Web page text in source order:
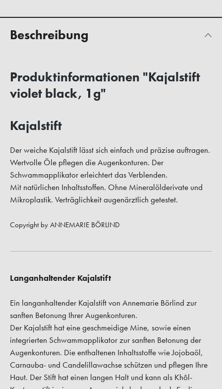
Beschreibung
Produktinformationen "Kajalstift
violet black, 1g"
Kajalstift
Der weiche Kajalstift lässt sich einfach und präzise auftragen.
Wertvolle Öle pflegen die Augenkonturen. Der
Schwammapplikator erleichtert das Verblenden.
Mit natürlichen Inhaltsstoffen. Ohne Mineralölderivate und
Mikroplastik. Verträglichkeit augenärztlich getestet.
Copyright by ANNEMARIE BÖRLIND
Langanhaltender Kajalstift
Ein langanhaltender Kajalstift von Annemarie Börlind zur
sanften Betonung Ihrer Augenkonturen.
Der Kajalstift hat eine geschmeidige Mine, sowie einen
integrierten Schwammapplikator zur sanften Betonung der
Augenkonturen. Die enthaltenen Inhaltsstoffe wie Jojobaöl,
Carnauba- und Candelillawachse schützen und pflegen Ihre
Haut. Der Stift hat einen langen Halt und kann als Khôl-